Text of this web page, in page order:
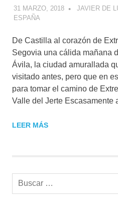
31 MARZO, 2018 JAVIER DE
ESPAÑA
De Castilla al corazón de
Segovia una cálida mañana
Ávila, la ciudad amurallada
visitado antes, pero que en
para tomar el camino de
Valle del Jerte Escasamente
LEER MÁS
Buscar: